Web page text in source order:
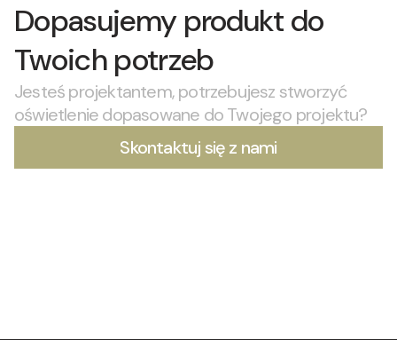
Dopasujemy produkt do
Twoich potrzeb
Jesteś projektantem, potrzebujesz stworzyć
oświetlenie dopasowane do Twojego projektu?
Skontaktuj się z nami